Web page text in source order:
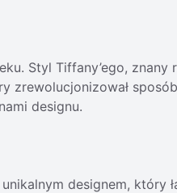
Styl Tiffany’ego, znany
zrewolucjonizował
designu.
designem, który